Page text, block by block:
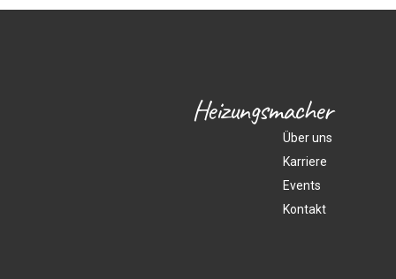
Heizungsmacher
Über uns
Karriere
Events
Kontakt